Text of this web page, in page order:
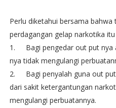
Perlu diketahui bersama
perdagangan gelap narkotika
1.
Bagi pengedar out put
nya tidak mengulangi
2.
Bagi penyalah guna out
dari sakit ketergantungan
mengulangi perbuatannya.